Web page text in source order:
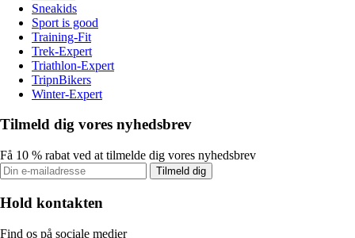
Sneakids
Sport is good
Training-Fit
Trek-Expert
Triathlon-Expert
TripnBikers
Winter-Expert
Tilmeld dig vores nyhedsbrev
Få 10 % rabat ved at tilmelde dig vores nyhedsbrev
Tilmeld dig
Hold kontakten
Find os på sociale medier